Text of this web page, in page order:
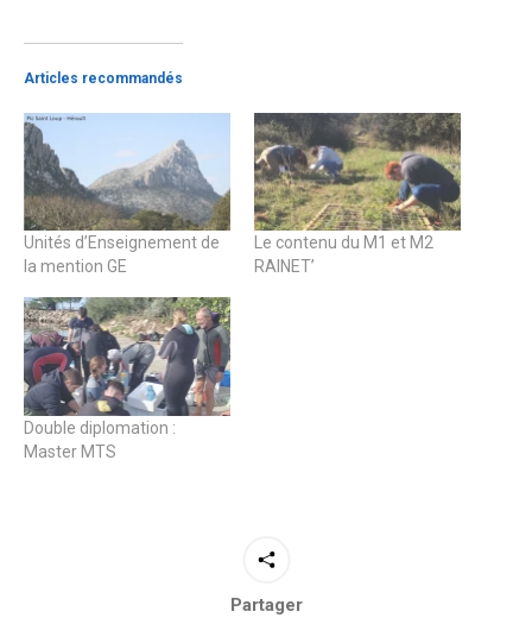
Articles recommandés
Unités d’Enseignement de
la mention GE
Le contenu du M1 et M2
RAINET’
Double diplomation :
Master MTS
Partager